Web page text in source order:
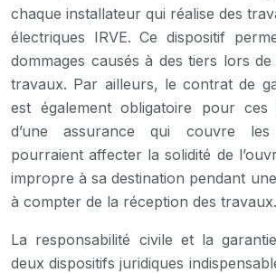
chaque installateur qui réalise des
électriques IRVE. Ce dispositif
dommages causés à des tiers lors
travaux. Par ailleurs, le contrat de
est également obligatoire pour ces
d’une assurance qui couvre les
pourraient affecter la solidité de
impropre à sa destination pendant
à compter de la réception des travaux.
La responsabilité civile et la
deux dispositifs juridiques